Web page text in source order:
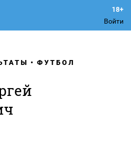
Войти
ФУТБОЛ